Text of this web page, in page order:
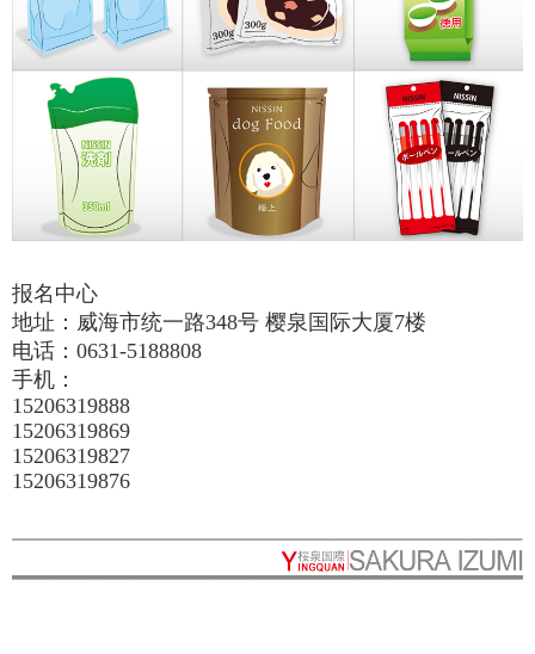
报名中心
地址：威海市统一路348号 樱泉国际大厦7楼
电话：0631-5188808
手机：
15206319888
15206319869
15206319827
15206319876